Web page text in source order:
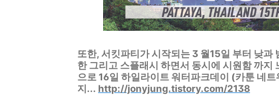
또한, 서킷파티가 시작되는 3 월15일 부터 낮과
한 그리고 스플래시 하면서 동시에 시원함 까지
으로 16일 하일라이트 워터파크데이 (카툰 네
지... http://jonyjung.tistory.com/2138